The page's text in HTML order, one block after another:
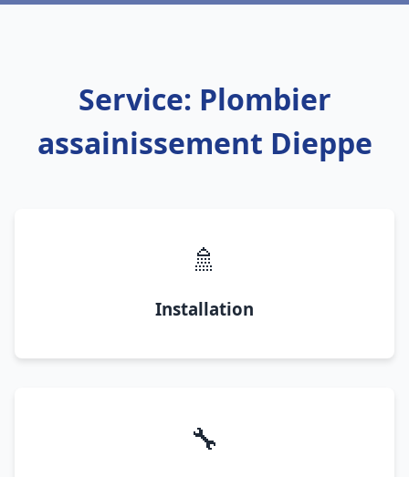
Service: Plombier
assainissement Dieppe
🚿
Installation
🔧